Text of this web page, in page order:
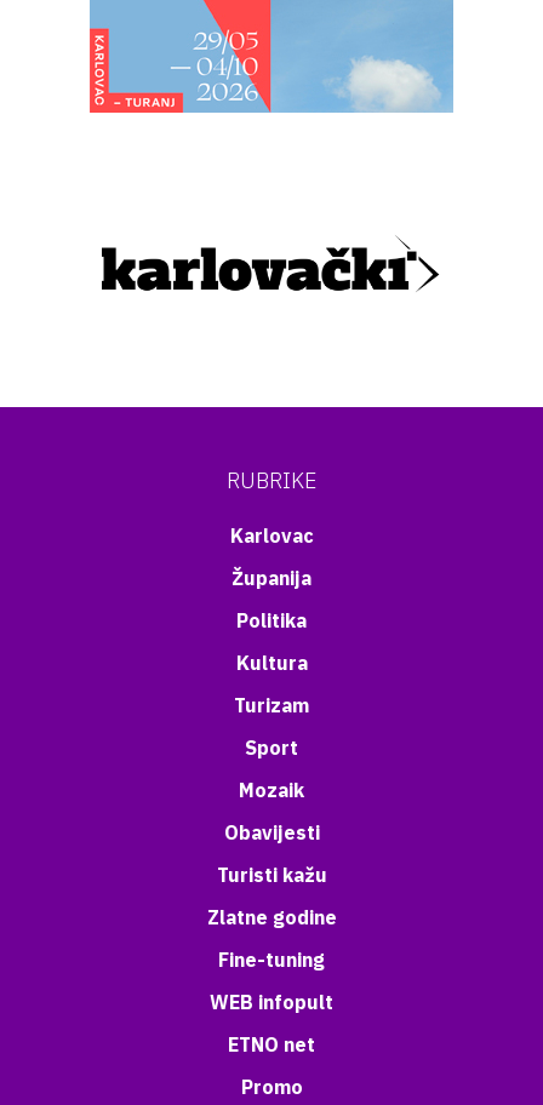
RUBRIKE
Karlovac
Županija
Politika
Kultura
Turizam
Sport
Mozaik
Obavijesti
Turisti kažu
Zlatne godine
Fine-tuning
WEB infopult
ETNO net
Promo